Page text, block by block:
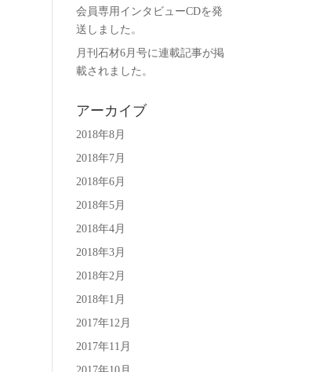
会員専用インタビューCDを発
送しました。
月刊石材6月号に連載記事が掲
載されました。
アーカイブ
2018年8月
2018年7月
2018年6月
2018年5月
2018年4月
2018年3月
2018年2月
2018年1月
2017年12月
2017年11月